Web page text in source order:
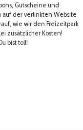
Gutscheine und
auf der verlinkten Website
wie wir den Freizeitpark
zusätzlicher Kosten!
bist toll!